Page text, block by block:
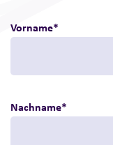
Vorname*
Nachname*